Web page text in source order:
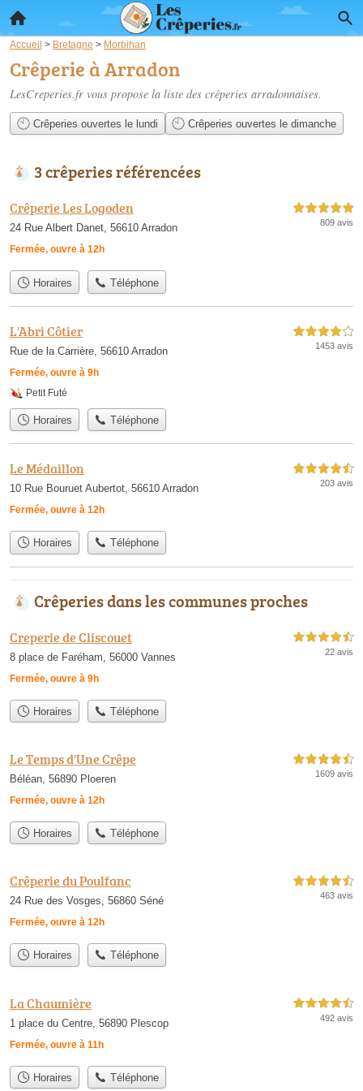
Accueil > Bretagne > Morbihan
Crêperie à Arradon
LesCreperies.fr vous propose la liste des crêperies arradonnaises.
Crêperies ouvertes le lundi Crêperies ouvertes le dimanche
3 crêperies référencées
Crêperie Les Logoden
24 Rue Albert Danet, 56610 Arradon
Fermée, ouvre à 12h
5,0 étoiles sur 5
809 avis
Horaires Téléphone
L'Abri Côtier
Rue de la Carrière, 56610 Arradon
Fermée, ouvre à 9h
4,0 étoiles sur 5
1453 avis
Petit Futé
Horaires Téléphone
Le Médaillon
10 Rue Bouruet Aubertot, 56610 Arradon
Fermée, ouvre à 12h
4,5 étoiles sur 5
203 avis
Horaires Téléphone
Crêperies dans les communes proches
Creperie de Cliscouet
8 place de Faréham, 56000 Vannes
Fermée, ouvre à 9h
4,5 étoiles sur 5
22 avis
Horaires Téléphone
Le Temps d'Une Crêpe
Béléan, 56890 Ploeren
Fermée, ouvre à 12h
4,5 étoiles sur 5
1609 avis
Horaires Téléphone
Crêperie du Poulfanc
24 Rue des Vosges, 56860 Séné
Fermée, ouvre à 12h
4,5 étoiles sur 5
463 avis
Horaires Téléphone
La Chaumière
1 place du Centre, 56890 Plescop
Fermée, ouvre à 11h
4,5 étoiles sur 5
492 avis
Horaires Téléphone